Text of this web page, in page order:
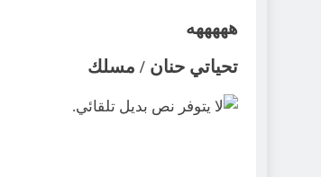
هههههه
تحياتي حنان / مسلك